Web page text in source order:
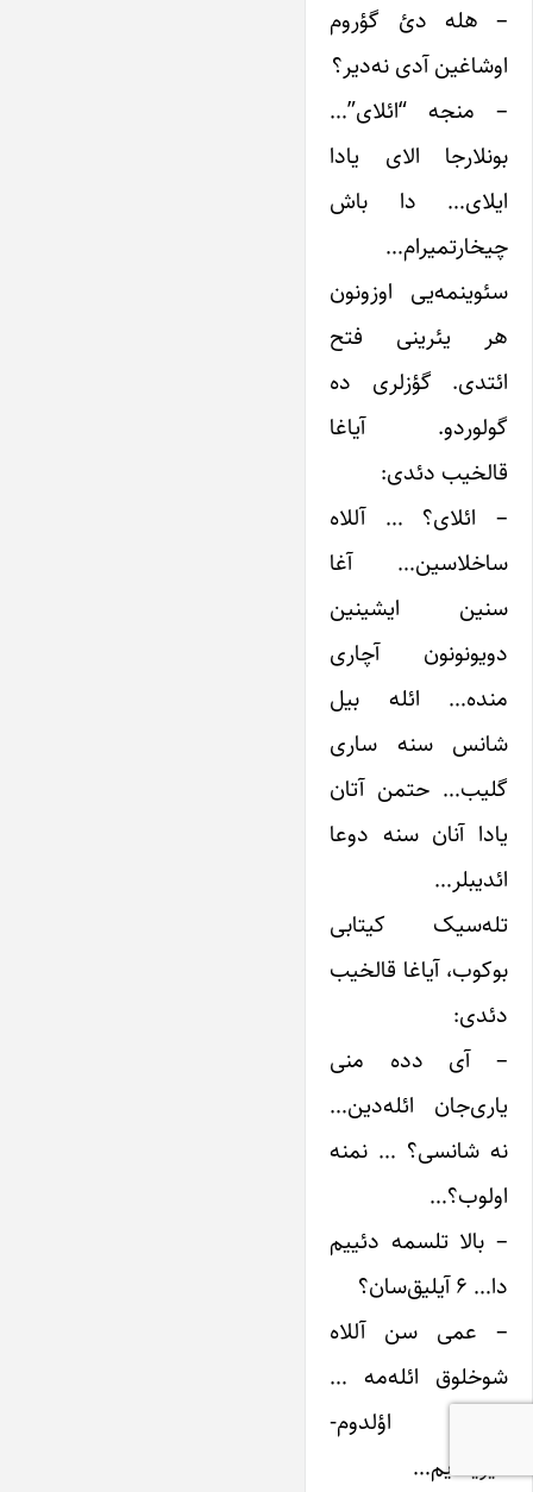
– هله دئ گؤروم
اوشاغین آدی نه‌دیر؟
– منجه “ائلای”…
بونلارجا الای یادا
ایلای… دا باش
چیخارتمیرام…
سئوینمه‌یی اوزونون
هر یئرینی فتح
ائتدی. گؤزلری ده
گولوردو. آیاغا
قالخیب دئدی:
– ائلای؟ … آللاه
ساخلاسین… آغا
سنین ایشینین
دویونونون آچاری
منده… ائله بیل
شانس سنه ساری
گلیب… حتمن آتان
یادا آنان سنه دوعا
ائدیبلر…
تله‌سیک کیتابی
بوکوب، آیاغا قالخیب
دئدی:
– آی دده منی
یاری‌جان ائله‌دین…
نه شانسی؟ … نمنه
اولوب؟…
– بالا تلسمه دئییم
دا… ۶ آیلیق‌سان؟
– عمی سن آللاه
شوخلوق ائله‌مه …
من اؤلدوم-
دیریلدیم…